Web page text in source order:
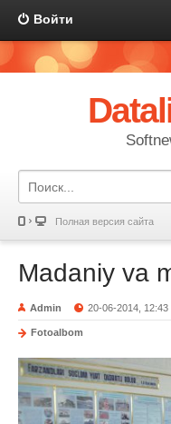
Войти
Полная версия сайта
Madaniy va
Admin 20-06-2014, 12:43
Fotoalbom